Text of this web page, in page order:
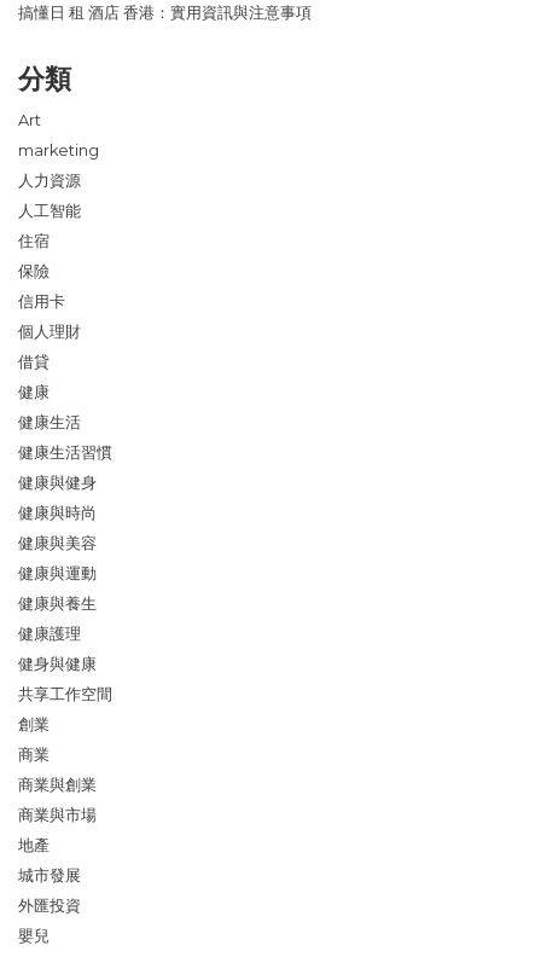
搞懂日 租 酒店 香港：實用資訊與注意事項
分類
Art
marketing
人力資源
人工智能
住宿
保險
信用卡
個人理財
借貸
健康
健康生活
健康生活習慣
健康與健身
健康與時尚
健康與美容
健康與運動
健康與養生
健康護理
健身與健康
共享工作空間
創業
商業
商業與創業
商業與市場
地產
城市發展
外匯投資
嬰兒